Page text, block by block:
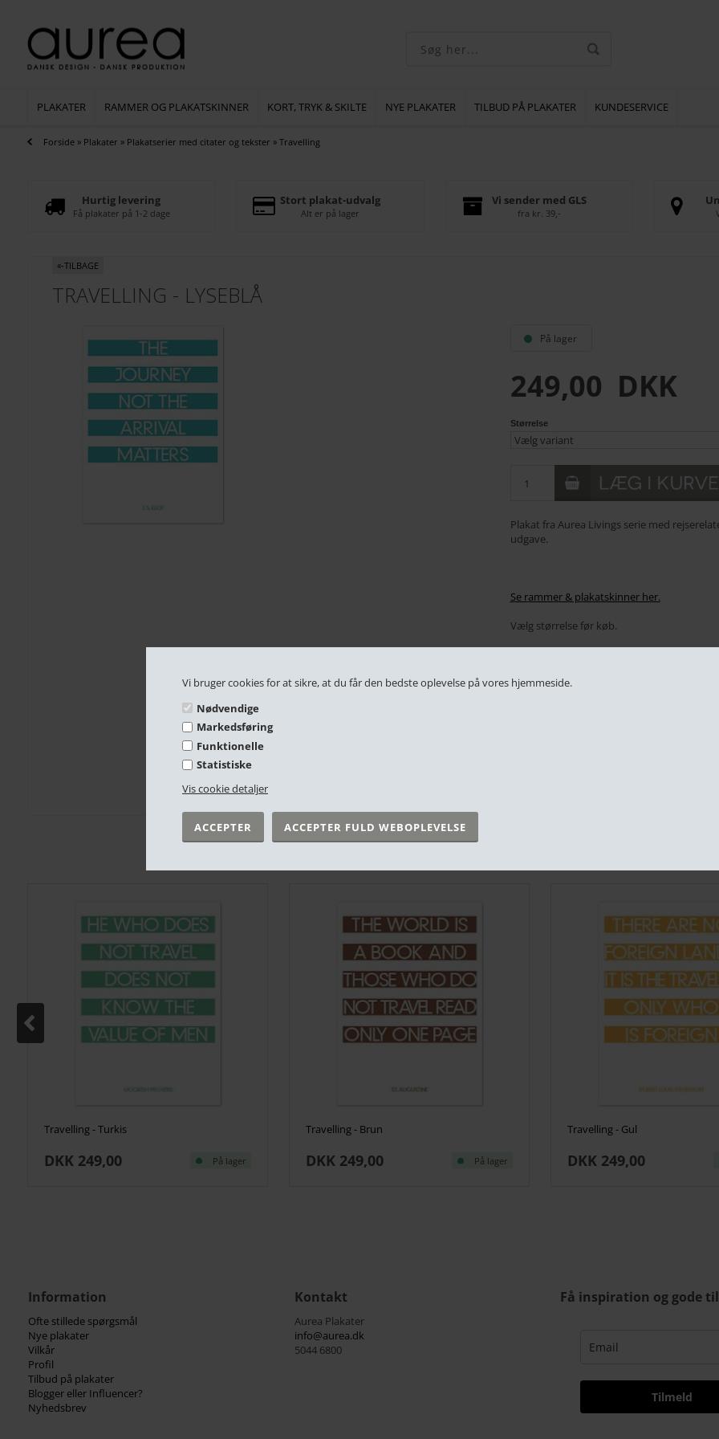
Vi bruger cookies for at sikre, at du får den bedste oplevelse på vores hjemmeside.
Nødvendige
Markedsføring
Funktionelle
Statistiske
Vis cookie detaljer
PLAKATER RAMMER OG PLAKATSKINNER KORT, TRYK & SKILTE NYE PLAKATER TILBUD PÅ PLAKATER KUNDESERVICE
Forside» Plakater » Plakatserier med citater og tekster » Travelling
Hurtig levering
Få plakater på 1-2 dage
Stort plakat-udvalg
Alt er på lager
Vi sender med GLS
fra kr. 39,-
«-TILBAGE
TRAVELLING - LYSEBLÅ
På lager
249,00 DKK
Størrelse
Plakat fra Aurea Livings serie med
udgave.
Se rammer & plakatskinner her.
Vælg størrelse før køb.
PRAKTISK INFO
RELATEREDE PRODUKTER
Travelling - Turkis
DKK 249,00 På lager
Travelling - Brun
DKK 249,00 På lager
Travelling - Gul
DKK 249,00
Information
Ofte stillede spørgsmål
Nye plakater
Vilkår
Profil
Tilbud på plakater
Blogger eller Influencer?
Nyhedsbrev
Kontakt
Aurea Plakater
info@aurea.dk
5044 6800
Få inspiration og gode
Tilmeld